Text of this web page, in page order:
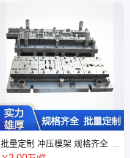
批量定制 冲压模架 规格齐全 非
标零件冲压 耐用可靠